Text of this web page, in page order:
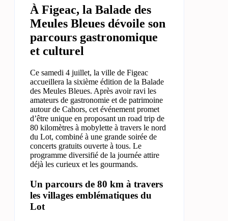
À Figeac, la Balade des
Meules Bleues dévoile son
parcours gastronomique
et culturel
Ce samedi 4 juillet, la ville de Figeac
accueillera la sixième édition de la Balade
des Meules Bleues. Après avoir ravi les
amateurs de gastronomie et de patrimoine
autour de Cahors, cet événement promet
d’être unique en proposant un road trip de
80 kilomètres à mobylette à travers le nord
du Lot, combiné à une grande soirée de
concerts gratuits ouverte à tous. Le
programme diversifié de la journée attire
déjà les curieux et les gourmands.
Un parcours de 80 km à travers
les villages emblématiques du
Lot